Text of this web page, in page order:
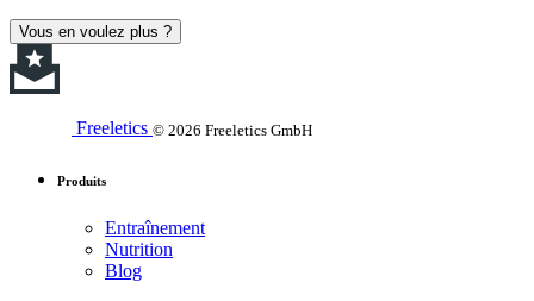
Vous en voulez plus ?
Freeletics © 2026 Freeletics GmbH
Produits
Entraînement
Nutrition
Blog